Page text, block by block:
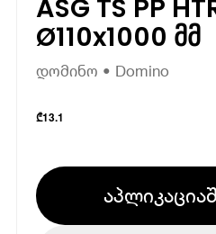
ASG TS PP
Ø110x1000 მმ
დომინო • Domino
₾13.1